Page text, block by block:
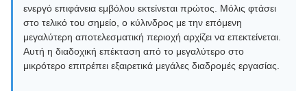
ενεργό επιφάνεια εμβόλου εκτείνεται πρώτος. Μόλις φτάσει
στο τελικό του σημείο, ο κύλινδρος με την επόμενη
μεγαλύτερη αποτελεσματική περιοχή αρχίζει να επεκτείνεται.
Αυτή η διαδοχική επέκταση από το μεγαλύτερο στο
μικρότερο επιτρέπει εξαιρετικά μεγάλες διαδρομές εργασίας.